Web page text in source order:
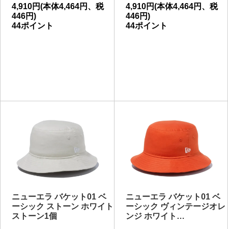
4,910円(本体4,464円、税
446円)
44ポイント
4,910円(本体4,464円、税
446円)
44ポイント
ニューエラ バケット01 ベ
ーシック ストーン ホワイト
ストーン1個
ニューエラ バケット01 ベ
ーシック ヴィンテージオレ
ンジ ホワイト…